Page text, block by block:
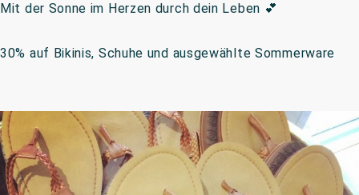
Mit der Sonne im Herzen durch dein Leben 💕
30% auf Bikinis, Schuhe und ausgewählte Sommerware